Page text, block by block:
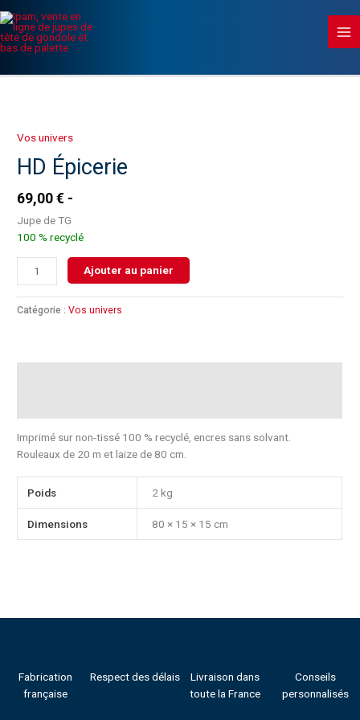
au
contenu
Vos univers
HD Épicerie
69,00€
Jupe de TG
100 % recyclé
HD
Ajouter au panier
Catégorie :Vos univers
Imprimé sur non-tissé 100 % recyclé, encres sans solvant.
Rouleaux de 20 m et laize de 80 cm.
Poids 2 kg
Dimensions 80 × 15 × 15 cm
Fabrication
française
Respect des délais
Livraison dans
toute la France
Conseils
personnalisés